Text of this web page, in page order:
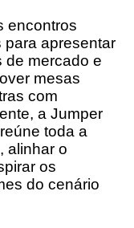
encontros
para apresentar
de mercado e
mesas
com
a Jumper
toda a
alinhar o
os
do cenário